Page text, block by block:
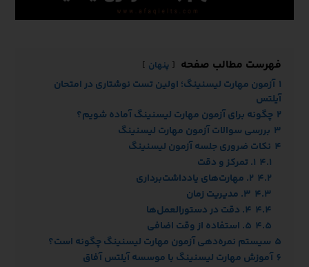
فهرست مطالب صفحه پنهان
1 آزمون مهارت لیسنینگ؛ اولین تست نوشتاری در امتحان
آیلتس
2 چگونه برای آزمون مهارت لیسنینگ آماده شویم؟
3 بررسی سوالات آزمون مهارت لیسنینگ
4 نکات ضروری جلسه آزمون لیسنینگ
4.1 1. تمرکز و دقت
4.2 2. مهارت‌های یادداشت‌برداری
4.3 3. مدیریت زمان
4.4 4. دقت در دستورالعمل‌ها
4.5 5. استفاده از وقت اضافی
5 سیستم نمره‌دهی آزمون مهارت لیسنینگ چگونه است؟
6 آموزش مهارت لیسنینگ با موسسه آیلتس آفاق